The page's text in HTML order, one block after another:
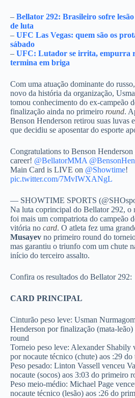
– Bellator 292: Brasileiro sofre
de luta
– UFC Las Vegas: quem são os
sábado
– UFC: Lutador se irrita, empurra
termina em briga
Com uma atuação dominante do
novo da história da organização,
tomou conhecimento do ex-campeão
finalização ainda no primeiro round.
Benson Henderson retirou suas luvas
que decidiu se aposentar do esporte
Congratulations to Benson
career! @BellatorMMA
Main Card is LIVE on @Showtime!
pic.twitter.com/7MvIWXANgL
— SHOWTIME SPORTS
Na luta coprincipal do Bellator 292, o
foi mais um compatriota do campeão
vitória no card. O atleta fez uma
Musayev no primeiro round do
mas garantiu o triunfo com um chute
início do terceiro assalto.
Confira os resultados do Bellator 292:
CARD PRINCIPAL
Cinturão peso leve: Usman
Henderson por finalização (mata-
round
Torneio peso leve: Alexander Shabily
por nocaute técnico (chute) aos :29 do
Peso pesado: Linton Vassell venceu
nocaute (socos) aos 3:03 do primeiro
Peso meio-médio: Michael Page
nocaute técnico (lesão) aos :26 do